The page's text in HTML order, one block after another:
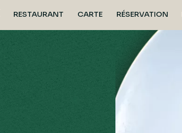
RESTAURANT CARTE RÉSERVATION